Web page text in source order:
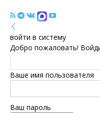
войти в систему
Добро пожаловать!
Ваше имя пользователя
Ваш пароль